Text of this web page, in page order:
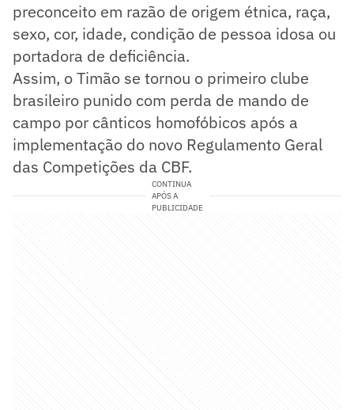
preconceito em razão de origem étnica, raça,
sexo, cor, idade, condição de pessoa idosa ou
portadora de deficiência.
Assim, o Timão se tornou o primeiro clube
brasileiro punido com perda de mando de
campo por cânticos homofóbicos após a
implementação do novo Regulamento Geral
das Competições da CBF.
CONTINUA
APÓS A
PUBLICIDADE